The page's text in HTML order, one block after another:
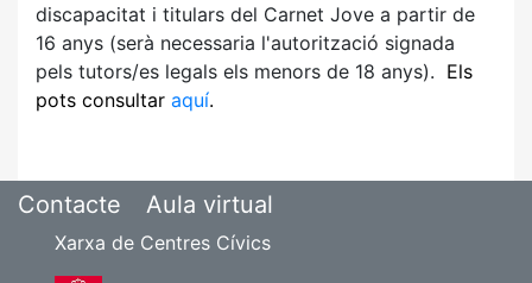
discapacitat i titulars del Carnet Jove a partir de
16 anys (serà necessaria l'autorització signada
pels tutors/es legals els menors de 18 anys). Els
pots consultar aquí.
Contacte Aula virtual
Xarxa de Centres Cívics